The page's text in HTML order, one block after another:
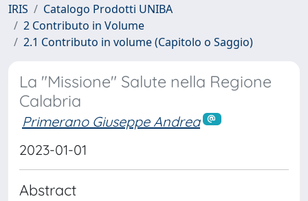
IRIS
Catalogo Prodotti UNIBA
2 Contributo in Volume
2.1 Contributo in volume (Capitolo o Saggio)
La "Missione" Salute nella Regione
Calabria
Primerano Giuseppe Andrea
2023-01-01
Abstract